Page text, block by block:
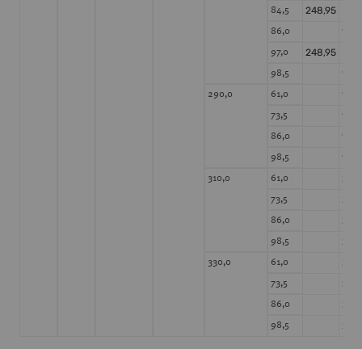
84,5 248,95
86,0
97,0 248,95
98,5
290,0 61,0
73,5
86,0
98,5
310,0 61,0
73,5
86,0
98,5
330,0 61,0
73,5
86,0
98,5